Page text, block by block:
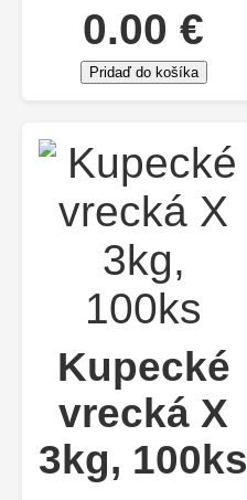
0.00 €
Pridaď do košíka
Kupecké
vrecká X
3kg, 100ks